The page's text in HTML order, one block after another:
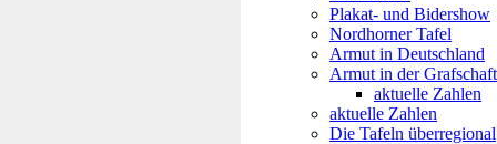
Plakat- und Bidershow
Nordhorner Tafel
Armut in Deutschland
Armut in der Grafschaft
aktuelle Zahlen
aktuelle Zahlen
Die Tafeln überregional